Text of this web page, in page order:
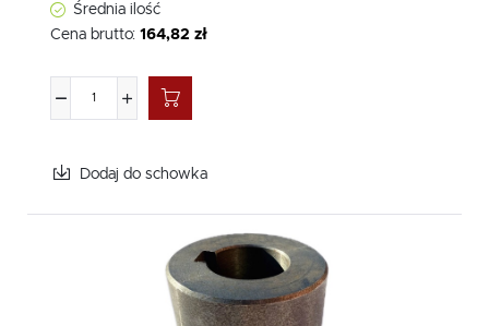
Średnia ilość
Cena brutto: 164,82 zł
Dodaj do schowka